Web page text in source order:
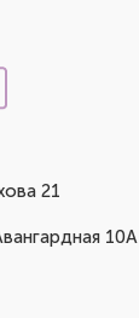
21
10А